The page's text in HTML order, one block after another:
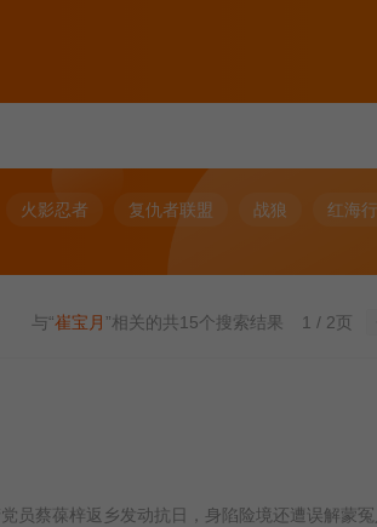
火影忍者 复仇者联盟 战狼 红海
1 / 2页
与“崔宝月 ”相关的共15个搜索结果
员蔡葆梓返乡发动抗日，身陷险境还遭误解蒙